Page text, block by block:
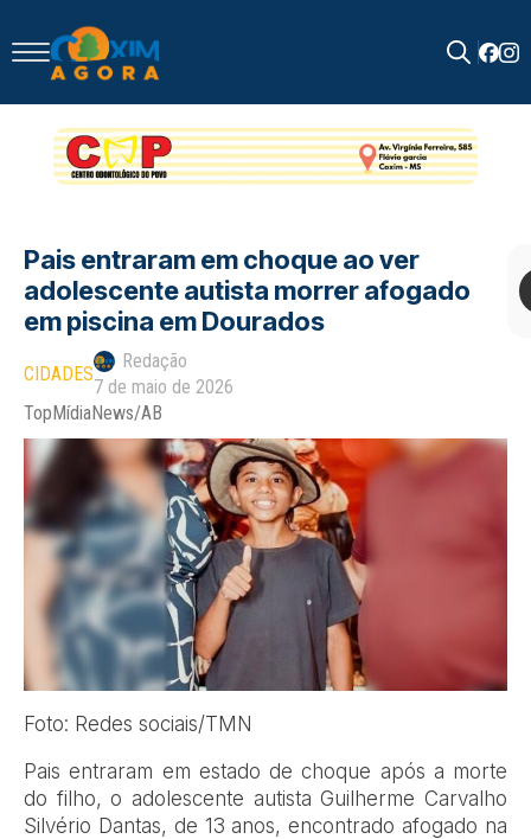
for:
Pais entraram em choque ao ver
adolescente autista morrer afogado
em piscina em Dourados
CIDADES
Redação
7 de maio de 2026
TopMídiaNews/AB
Foto: Redes sociais/TMN
Pais entraram em estado de choque após a morte
do filho, o adolescente autista Guilherme Carvalho
Silvério Dantas, de 13 anos, encontrado afogado na